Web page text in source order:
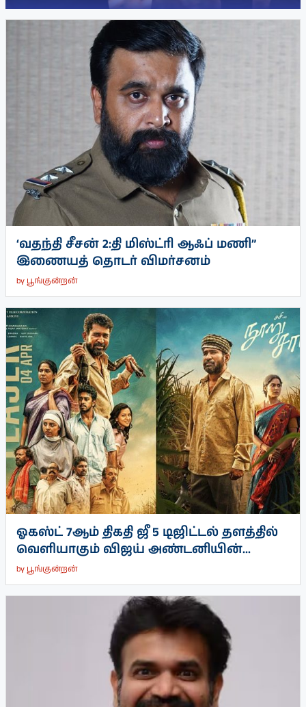
‘வதந்தி சீசன் 2:தி மிஸ்ட்ரி ஆஃப் மணி”
இணையத் தொடர் விமர்சனம்
by பூங்குன்றன்
ஓகஸ்ட் 7ஆம் திகதி ஜீ 5 டிஜிட்டல் தளத்தில்
வெளியாகும் விஜய் அண்டனியின்...
by பூங்குன்றன்